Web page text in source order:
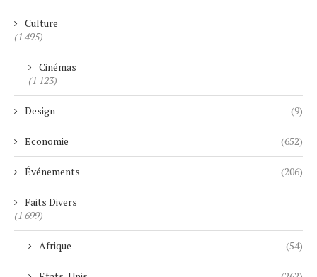
Culture
(1 495)
Cinémas
(1 123)
Design (9)
Economie (652)
Événements (206)
Faits Divers
(1 699)
Afrique (54)